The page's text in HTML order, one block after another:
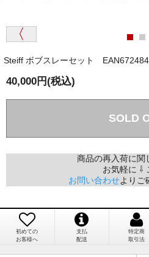
商品が届くまでにはどのくら
か？
国内で一度検品をしますので
週間でのお届けとなります。
（稀に、通関手続き等に時間
注文のキャンセルは可能です
お取り寄せ商品となっており
注後のキャンセルは受け付け
兵庫県 A・K 様
「ベアちゃんの紹介分が丁
と（いつの作
埼玉県 K・I 様
「購入してから商品到着
Steiff ボブスレーセット EAN672484
40,000円(税込)
SOLD
商品の再入荷に関
お気軽に ⇩
お問い合わせよりご
初めての
お客様へ
支払
配送
特定商
取引法